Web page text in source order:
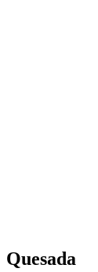
Quesada